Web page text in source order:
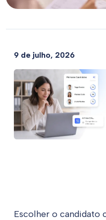
9 de julho, 2026
Escolher o candidato